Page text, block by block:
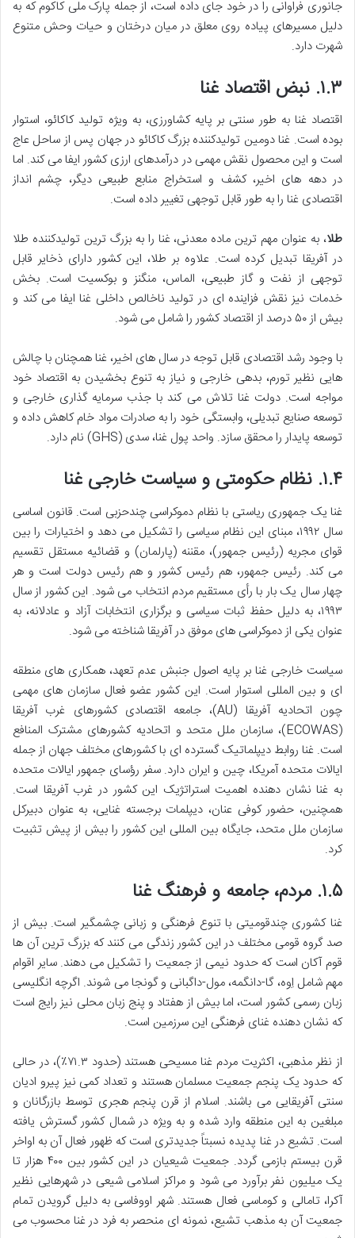
جانوری فراوانی را در خود جای داده است، از جمله پارک ملی کاکوم که به
دلیل مسیرهای پیاده روی معلق در میان درختان و حیات وحش متنوع
شهرت دارد.
۱.۳. نبض اقتصاد غنا
اقتصاد غنا به طور سنتی بر پایه کشاورزی، به ویژه تولید کاکائو، استوار
بوده است. غنا دومین تولیدکننده بزرگ کاکائو در جهان پس از ساحل عاج
است و این محصول نقش مهمی در درآمدهای ارزی کشور ایفا می کند. اما
در دهه های اخیر، کشف و استخراج منابع طبیعی دیگر، چشم انداز
اقتصادی غنا را به طور قابل توجهی تغییر داده است.
طلا، به عنوان مهم ترین ماده معدنی، غنا را به بزرگ ترین تولیدکننده طلا
در آفریقا تبدیل کرده است. علاوه بر طلا، این کشور دارای ذخایر قابل
توجهی از نفت و گاز طبیعی، الماس، منگنز و بوکسیت است. بخش
خدمات نیز نقش فزاینده ای در تولید ناخالص داخلی غنا ایفا می کند و
بیش از ۵۰ درصد از اقتصاد کشور را شامل می شود.
با وجود رشد اقتصادی قابل توجه در سال های اخیر، غنا همچنان با چالش
هایی نظیر تورم، بدهی خارجی و نیاز به تنوع بخشیدن به اقتصاد خود
مواجه است. دولت غنا تلاش می کند با جذب سرمایه گذاری خارجی و
توسعه صنایع تبدیلی، وابستگی خود را به صادرات مواد خام کاهش داده و
توسعه پایدار را محقق سازد. واحد پول غنا، سدی (GHS) نام دارد.
۱.۴. نظام حکومتی و سیاست خارجی غنا
غنا یک جمهوری ریاستی با نظام دموکراسی چندحزبی است. قانون اساسی
سال ۱۹۹۲، مبنای این نظام سیاسی را تشکیل می دهد و اختیارات را بین
قوای مجریه (رئیس جمهور)، مقننه (پارلمان) و قضائیه مستقل تقسیم
می کند. رئیس جمهور، هم رئیس کشور و هم رئیس دولت است و هر
چهار سال یک بار با رأی مستقیم مردم انتخاب می شود. این کشور از سال
۱۹۹۳، به دلیل حفظ ثبات سیاسی و برگزاری انتخابات آزاد و عادلانه، به
عنوان یکی از دموکراسی های موفق در آفریقا شناخته می شود.
سیاست خارجی غنا بر پایه اصول جنبش عدم تعهد، همکاری های منطقه
ای و بین المللی استوار است. این کشور عضو فعال سازمان های مهمی
چون اتحادیه آفریقا (AU)، جامعه اقتصادی کشورهای غرب آفریقا
(ECOWAS)، سازمان ملل متحد و اتحادیه کشورهای مشترک المنافع
است. غنا روابط دیپلماتیک گسترده ای با کشورهای مختلف جهان از جمله
ایالات متحده آمریکا، چین و ایران دارد. سفر رؤسای جمهور ایالات متحده
به غنا نشان دهنده اهمیت استراتژیک این کشور در غرب آفریقا است.
همچنین، حضور کوفی عنان، دیپلمات برجسته غنایی، به عنوان دبیرکل
سازمان ملل متحد، جایگاه بین المللی این کشور را بیش از پیش تثبیت
کرد.
۱.۵. مردم، جامعه و فرهنگ غنا
غنا کشوری چندقومیتی با تنوع فرهنگی و زبانی چشمگیر است. بیش از
صد گروه قومی مختلف در این کشور زندگی می کنند که بزرگ ترین آن ها
قوم آکان است که حدود نیمی از جمعیت را تشکیل می دهند. سایر اقوام
مهم شامل اِوه، گا-دانگمه، مول-داگبانی و گونجا می شوند. اگرچه انگلیسی
زبان رسمی کشور است، اما بیش از هفتاد و پنج زبان محلی نیز رایج است
که نشان دهنده غنای فرهنگی این سرزمین است.
از نظر مذهبی، اکثریت مردم غنا مسیحی هستند (حدود ۷۱.۳٪)، در حالی
که حدود یک پنجم جمعیت مسلمان هستند و تعداد کمی نیز پیرو ادیان
سنتی آفریقایی می باشند. اسلام از قرن پنجم هجری توسط بازرگانان و
مبلغین به این منطقه وارد شده و به ویژه در شمال کشور گسترش یافته
است. تشیع در غنا پدیده نسبتاً جدیدتری است که ظهور فعال آن به اواخر
قرن بیستم بازمی گردد. جمعیت شیعیان در این کشور بین ۴۰۰ هزار تا
یک میلیون نفر برآورد می شود و مراکز اسلامی شیعی در شهرهایی نظیر
آکرا، تامالی و کوماسی فعال هستند. شهر اووفاسی به دلیل گرویدن تمام
جمعیت آن به مذهب تشیع، نمونه ای منحصر به فرد در غنا محسوب می